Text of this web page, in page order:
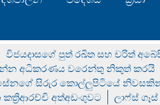
විජයදාසගේ පුත් රඛිත සහ චරිත්
අධිකරණය වරෙන්තු නිකුත් කරයි
සිරුර කොල්ලුපිටියේ
අත්අඩංගුවට
ලාෆ්ස්